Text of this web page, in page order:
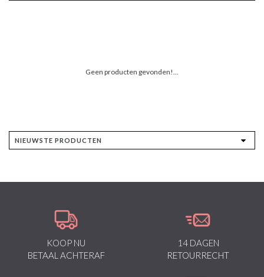
Geen producten gevonden!...
KOOP NU
BETAAL ACHTERAF
14 DAGEN
RETOURRECHT